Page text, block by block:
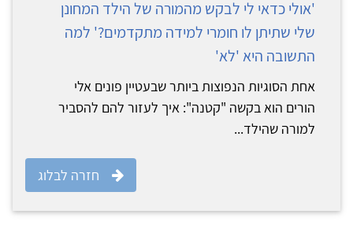
'אולי כדאי לי לבקש מהמורה של הילד המחונן
שלי שתיתן לו חומרי למידה מתקדמים?' למה
התשובה היא 'לא'
אחת הסוגיות הנפוצות ביותר שבעטיין פונים אלי
הורים הוא בקשה "קטנה": איך לעזור להם להסביר
למורה שהילד...
חזרה לבלוג